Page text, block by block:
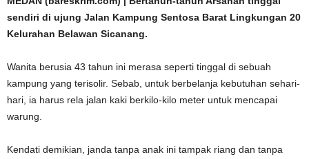
sendiri di ujung Jalan Kampung Sentosa Barat Lingkungan 20
Kelurahan Belawan Sicanang.
Wanita berusia 43 tahun ini merasa seperti tinggal di sebuah
kampung yang terisolir. Sebab, untuk berbelanja kebutuhan sehari-
hari, ia harus rela jalan kaki berkilo-kilo meter untuk mencapai
warung.
Kendati demikian, janda tanpa anak ini tampak riang dan tanpa